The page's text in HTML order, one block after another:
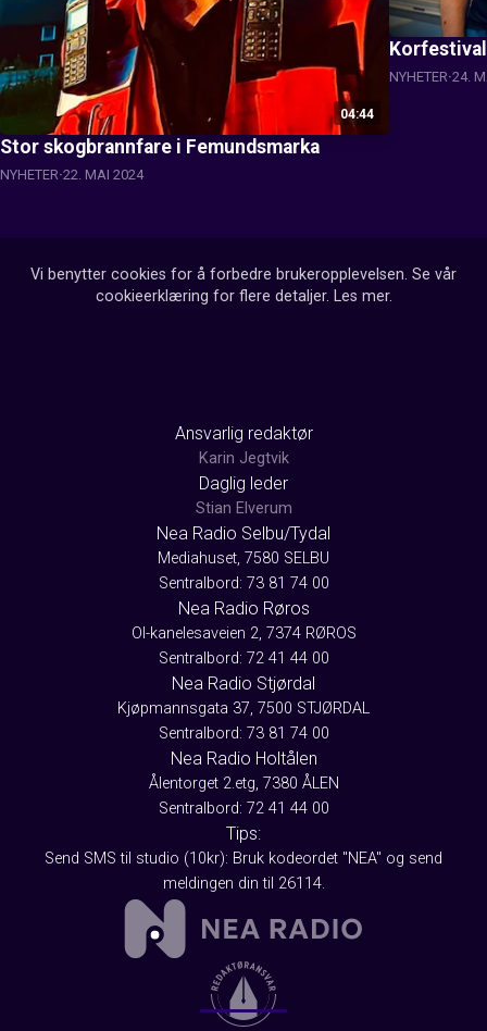
04:44
Stor skogbrannfare i Femundsmarka
NYHETER 22. MAI 2024
NYHETER 24.
Vi benytter cookies for å forbedre brukeropplevelsen. Se vår
cookieerklæring for flere detaljer. Les mer.
Ansvarlig redaktør
Karin Jegtvik
Daglig leder
Stian Elverum
Nea Radio Selbu/Tydal
Mediahuset, 7580 SELBU
Sentralbord: 73 81 74 00
Nea Radio Røros
Ol-kanelesaveien 2, 7374 RØROS
Sentralbord: 72 41 44 00
Nea Radio Stjørdal
Kjøpmannsgata 37, 7500 STJØRDAL
Sentralbord: 73 81 74 00
Nea Radio Holtålen
Ålentorget 2.etg, 7380 ÅLEN
Sentralbord: 72 41 44 00
Tips:
Send SMS til studio (10kr): Bruk kodeordet "NEA" og send
meldingen din til 26114.